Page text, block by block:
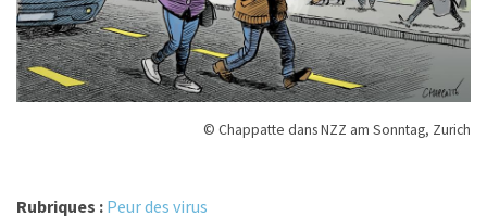
© Chappatte dans NZZ am Sonntag, Zurich
Rubriques : Peur des virus